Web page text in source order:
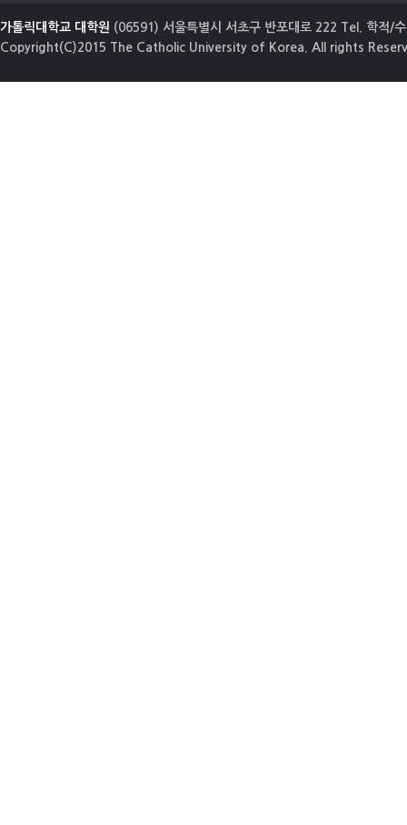
가톨릭대학교 대학원 (06591) 서울특별시 서초구 반포대로 222 Tel. 학적/
Copyright(C)2015 The Catholic University of Korea. All rights